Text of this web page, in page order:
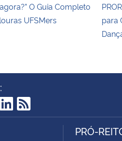
O Guia Completo
UFSMers
para
RSS
PRÓ-